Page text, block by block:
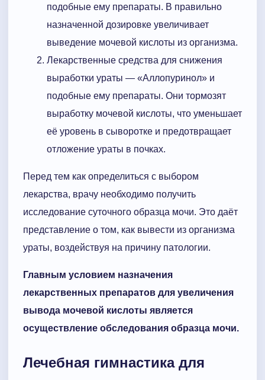
подобные ему препараты. В правильно
назначенной дозировке увеличивает
выведение мочевой кислоты из организма.
Лекарственные средства для снижения
выработки ураты — «Аллопуринол» и
подобные ему препараты. Они тормозят
выработку мочевой кислоты, что уменьшает
её уровень в сыворотке и предотвращает
отложение ураты в почках.
Перед тем как определиться с выбором
лекарства, врачу необходимо получить
исследование суточного образца мочи. Это даёт
представление о том, как вывести из организма
ураты, воздействуя на причину патологии.
Главным условием назначения
лекарственных препаратов для увеличения
вывода мочевой кислоты является
осуществление обследования образца мочи.
Лечебная гимнастика для